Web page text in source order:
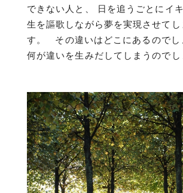
できない人と、 日を追うごとにイ
生を謳歌しながら夢を実現させてし
す。 その違いはどこにあるのでし
何が違いを生みだしてしまうので